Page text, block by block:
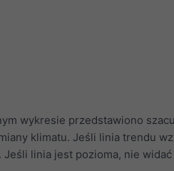
wykresie przedstawiono
klimatu. Jeśli linia trendu
Jeśli linia jest pozioma, nie